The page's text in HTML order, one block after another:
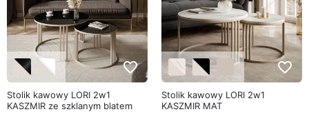
favorite_border
Stolik kawowy LORI 2w1
KASZMIR ze szklanym blatem
favorite_border
Stolik kawowy LORI 2w1
KASZMIR MAT